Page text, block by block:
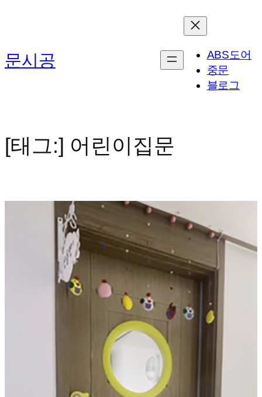
로
바
문시공
ABS도어
중문
블로그
[태그:] 어린이집문